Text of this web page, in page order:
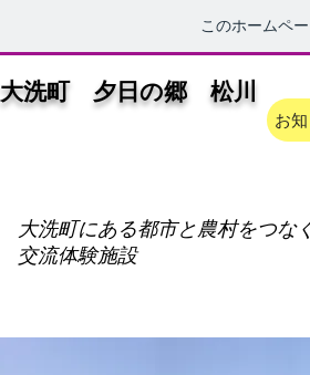
このホームペ
大洗町 夕日の郷松川
お
大洗町にある都市と農村をつな
交流体験施設